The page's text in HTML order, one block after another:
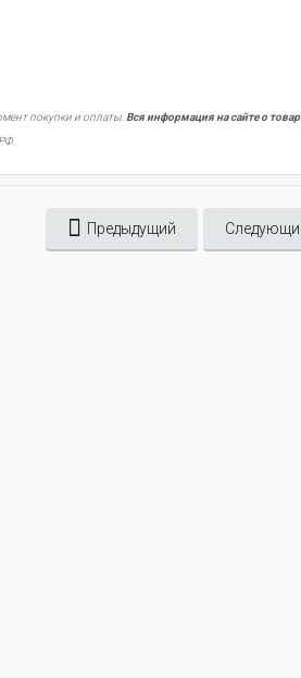
покупки и оплаты. Вся информация на сайте о
Предыдущий